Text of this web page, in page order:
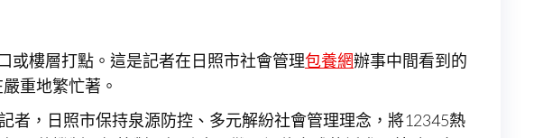
或樓層打點。這是記者在日照市社會管理包養網辦事中間看到的
重地繁忙著。
者，日照市保持泉源防控、多元解紛社會管理理念，將12345熱